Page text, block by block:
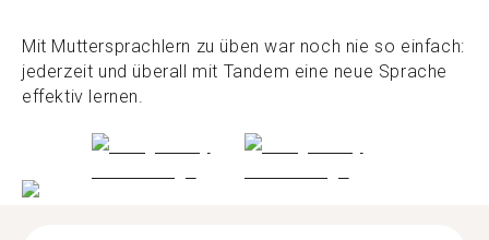
Mit Muttersprachlern zu üben war noch nie so einfach:
jederzeit und überall mit Tandem eine neue Sprache
effektiv lernen.